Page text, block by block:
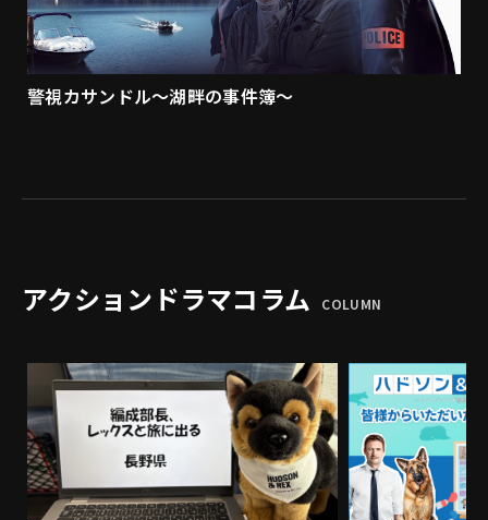
警視カサンドル～湖畔の事件簿～
アクションドラマコラム COLUMN